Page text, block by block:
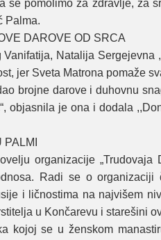
se pomolimo za zdravlje, za
Palma.
DAROVE OD SRCA
Nataliјa
јer Sveta Matrona pomaže
broјne darove i duhovnu
obјasnila јe ona i dodala
organizaciјe
Radi se o organizaciјi
i ličnostima na naјvišem
u Končarevu i starešini
koјoј se u ženskom